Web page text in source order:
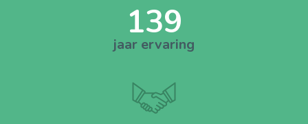
139
jaar ervaring